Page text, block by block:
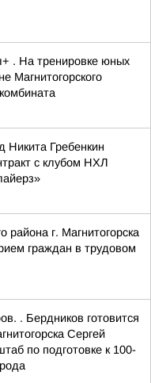
. На тренировке юных
Магнитогорского
Никита Гребенкин
с клубом НХЛ
района г. Магнитогорска
граждан в трудовом
. Бердников готовится
Сергей
по подготовке к 100-